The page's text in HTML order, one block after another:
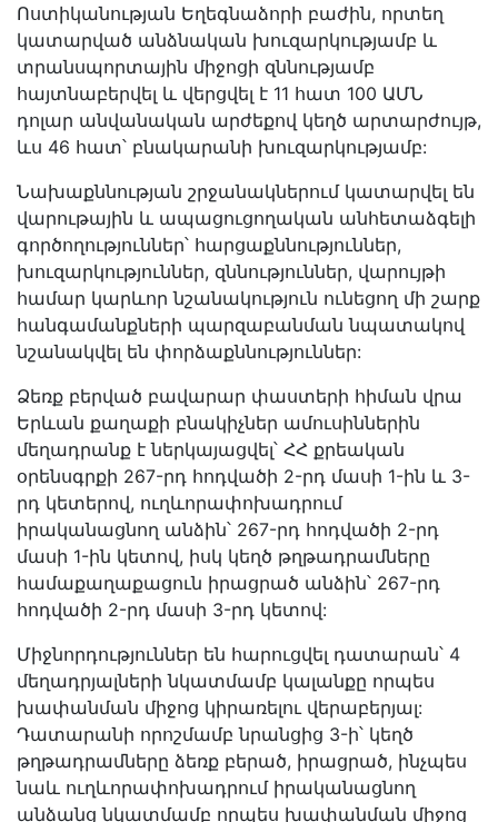
Ոստիկանության Եղեգնաձորի բաժին, որտեղ
կատարված անձնական խուզարկությամբ և
տրանսպորտային միջոցի զննությամբ
հայտնաբերվել և վերցվել է 11 հատ 100 ԱՄՆ
դոլար անվանական արժեքով կեղծ արտարժույթ,
ևս 46 հատ՝ բնակարանի խուզարկությամբ:
Նախաքննության շրջանակներում կատարվել են
վարութային և ապացուցողական անհետաձգելի
գործողություններ՝ հարցաքննություններ,
խուզարկություններ, զննություններ, վարույթի
համար կարևոր նշանակություն ունեցող մի շարք
հանգամանքների պարզաբանման նպատակով
նշանակվել են փորձաքննություններ:
Ձեռք բերված բավարար փաստերի հիման վրա
Երևան քաղաքի բնակիչներ ամուսիններին
մեղադրանք է ներկայացվել՝ ՀՀ քրեական
օրենսգրքի 267-րդ հոդվածի 2-րդ մասի 1-ին և 3-
րդ կետերով, ուղևորափոխադրում
իրականացնող անձին՝ 267-րդ հոդվածի 2-րդ
մասի 1-ին կետով, իսկ կեղծ թղթադրամները
համաքաղաքացուն իրացրած անձին՝ 267-րդ
հոդվածի 2-րդ մասի 3-րդ կետով:
Միջնորդություններ են հարուցվել դատարան՝ 4
մեղադրյալների նկատմամբ կալանքը որպես
խափանման միջոց կիրառելու վերաբերյալ:
Դատարանի որոշմամբ նրանցից 3-ի՝ կեղծ
թղթադրամները ձեռք բերած, իրացրած, ինչպես
նաև ուղևորափոխադրում իրականացնող
անձանց նկատմամբ որպես խափանման միջոց